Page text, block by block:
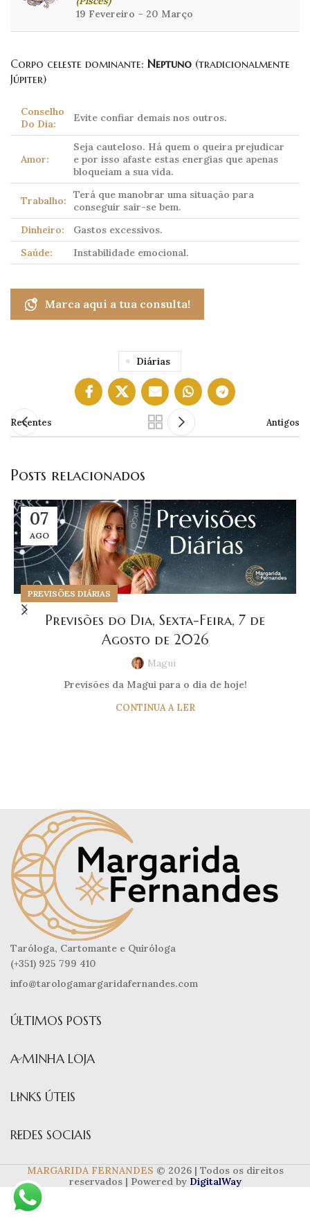
19 Fevereiro – 20 Março
Corpo celeste dominante: Neptuno (tradicionalmente
Júpiter)
Conselho
Do Dia:
Evite confiar demais nos outros.
Amor:
Seja cauteloso. Há quem o queira prejudicar
e por isso afaste estas energias que apenas
bloqueiam a sua vida.
Trabalho:
Terá que manobrar uma situação para
conseguir sair-se bem.
Dinheiro:
Gastos excessivos.
Saúde:
Instabilidade emocional.
Marca aqui a tua consulta!
Diárias
Recentes Antigos
Posts relacionados
07
AGO
PREVISÕES DIÁRIAS
Previsões do Dia, Sexta-Feira, 7 de
Agosto de 2026
Magui
Previsões da Magui para o dia de hoje!
CONTINUA A LER
Taróloga, Cartomante e Quiróloga
(+351) 925 799 410
info@tarologamargaridafernandes.com
ÚLTIMOS POSTS
A MINHA LOJA
LINKS ÚTEIS
REDES SOCIAIS
MARGARIDA FERNANDES © 2026 | Todos os direitos
reservados | Powered by DigitalWay